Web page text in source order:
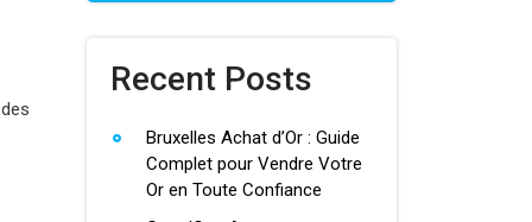
Recent Posts
Bruxelles Achat d’Or : Guide
Complet pour Vendre Votre
Or en Toute Confiance